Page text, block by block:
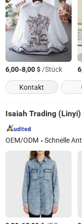
6,00-8,00$/Stück
Kontakt
Isaiah Trading
OEM/ODM Schnelle